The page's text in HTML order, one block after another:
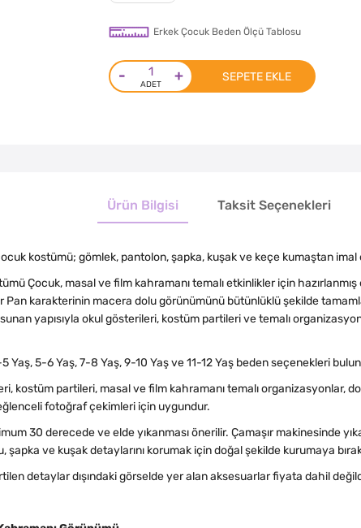
Erkek Çocuk Beden Ölçü Tablosu
- + SEPETE EKLE
Ürün Bilgisi Taksit Seçenekleri
kostümü; gömlek, pantolon, şapka, kuşak ve keçe kumaştan imal
Çocuk, masal ve film kahramanı temalı etkinlikler için
Pan karakterinin macera dolu görünümünü bütünlüklü şekilde
yapısıyla okul gösterileri, kostüm partileri ve temalı
Yaş, 5-6 Yaş, 7-8 Yaş, 9-10 Yaş ve 11-12 Yaş beden seçenekleri
kostüm partileri, masal ve film kahramanı temalı organizasyonlar,
fotoğraf çekimleri için uygundur.
30 derecede ve elde yıkanması önerilir. Çamaşır makinesinde
şapka ve kuşak detaylarını korumak için doğal şekilde kurumaya
detaylar dışındaki görselde yer alan aksesuarlar fiyata dahil